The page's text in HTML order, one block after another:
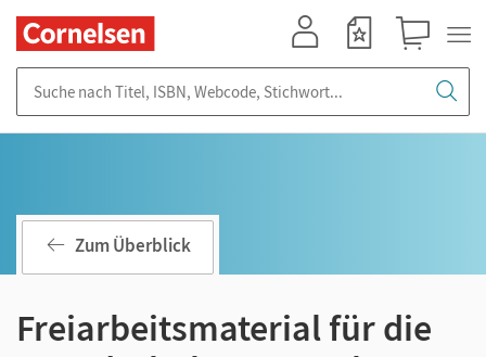
Zum Überblick
Freiarbeitsmaterial für die